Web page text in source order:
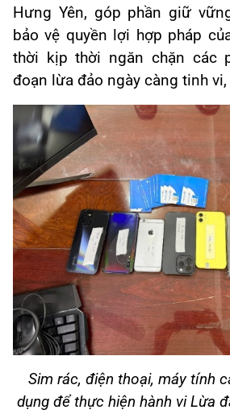
Hưng Yên, góp phần giữ
bảo vệ quyền lợi hợp pháp
thời kịp thời ngăn chặn các
đoạn lừa đảo ngày càng tinh
Sim rác, điện thoại, máy tính
dụng để thực hiện hành vi Lừa